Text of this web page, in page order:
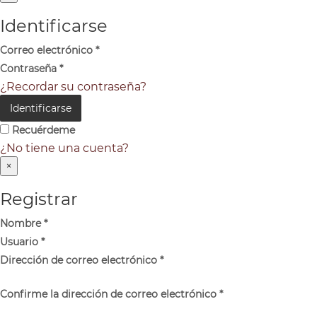
Identificarse
Correo electrónico *
Contraseña *
¿Recordar su contraseña?
Identificarse
Recuérdeme
¿No tiene una cuenta?
×
Registrar
Nombre*
Usuario *
Dirección de correo electrónico *
Confirme la dirección de correo electrónico *